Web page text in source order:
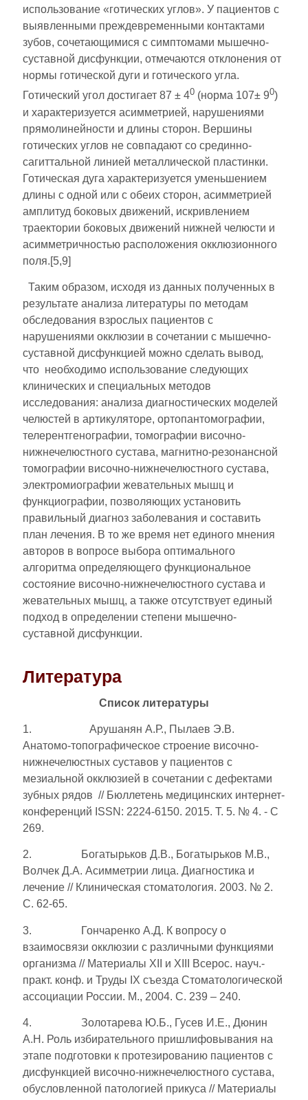
использование «готических углов». У пациентов с
выявленными преждевременными контактами
зубов, сочетающимися с симптомами мышечно-
суставной дисфункции, отмечаются отклонения от
нормы готической дуги и готического угла.
Готический угол достигает 87 ± 40 (норма 107± 90)
и характеризуется асимметрией, нарушениями
прямолинейности и длины сторон. Вершины
готических углов не совпадают со срединно-
сагиттальной линией металлической пластинки.
Готическая дуга характеризуется уменьшением
длины с одной или с обеих сторон, асимметрией
амплитуд боковых движений, искривлением
траектории боковых движений нижней челюсти и
асимметричностью расположения окклюзионного
поля.[5,9]
Таким образом, исходя из данных полученных в
результате анализа литературы по методам
обследования взрослых пациентов с
нарушениями окклюзии в сочетании с мышечно-
суставной дисфункцией можно сделать вывод,
что необходимо использование следующих
клинических и специальных методов
исследования: анализа диагностических моделей
челюстей в артикуляторе, ортопантомографии,
телерентгенографии, томографии височно-
нижнечелюстного сустава, магнитно-резонансной
томографии височно-нижнечелюстного сустава,
электромиографии жевательных мышц и
функциографии, позволяющих установить
правильный диагноз заболевания и составить
план лечения. В то же время нет единого мнения
авторов в вопросе выбора оптимального
алгоритма определяющего функциональное
состояние височно-нижнечелюстного сустава и
жевательных мышц, а также отсутствует единый
подход в определении степени мышечно-
суставной дисфункции.
Литература
Список литературы
1. Арушанян А.Р., Пылаев Э.В.
Анатомо-топографическое строение височно-
нижнечелюстных суставов у пациентов с
мезиальной окклюзией в сочетании с дефектами
зубных рядов // Бюллетень медицинских интернет-
конференций ISSN: 2224-6150. 2015. Т. 5. № 4. - С
269.
2. Богатырьков Д.В., Богатырьков М.В.,
Волчек Д.А. Асимметрии лица. Диагностика и
лечение // Клиническая стоматология. 2003. № 2.
С. 62-65.
3. Гончаренко А.Д. К вопросу о
взаимосвязи окклюзии с различными функциями
организма // Материалы XII и XIII Всерос. науч.-
практ. конф. и Труды IX съезда Стоматологической
ассоциации России. М., 2004. С. 239 – 240.
4. Золотарева Ю.Б., Гусев И.Е., Дюнин
А.Н. Роль избирательного пришлифовывания на
этапе подготовки к протезированию пациентов с
дисфункцией височно-нижнечелюстного сустава,
обусловленной патологией прикуса // Материалы